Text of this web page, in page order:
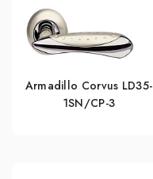
Armadillo Corvus LD35-
1SN/CP-3